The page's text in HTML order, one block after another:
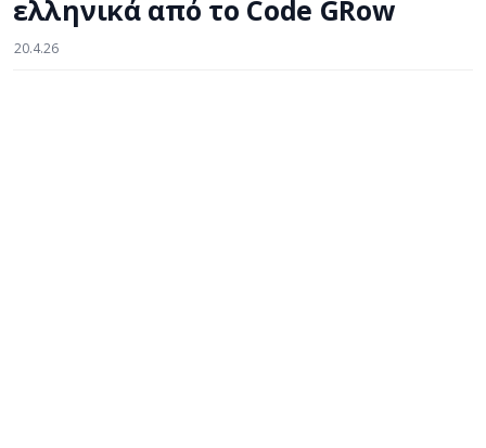
ελληνικά από το Code GRow
20.4.26